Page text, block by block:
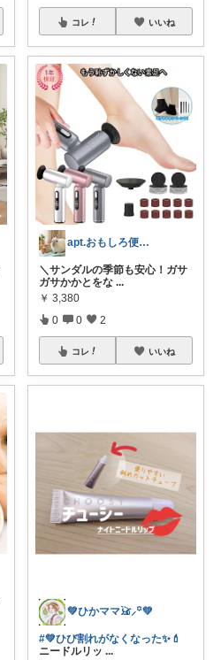
コレ いいね
apt.おもしろ便利グッズ推し主婦
＼サンダルの季節も安心！ガサ
ガサかかとをな ...
￥ 3,380
0 0 2
コレ いいね
💚ひかママ𓃠⸝꙳💚
#💚ひび割れがなくなった✨💄
ニードルリッ ...